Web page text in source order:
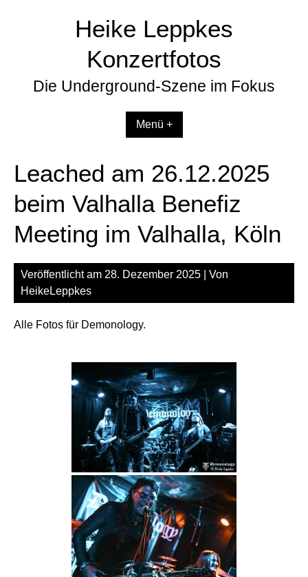
Heike Leppkes
Konzertfotos
Die Underground-Szene im Fokus
Menü +
Leached am 26.12.2025
beim Valhalla Benefiz
Meeting im Valhalla, Köln
Veröffentlicht am 28. Dezember 2025 | Von
HeikeLeppkes
Alle Fotos für Demonology.